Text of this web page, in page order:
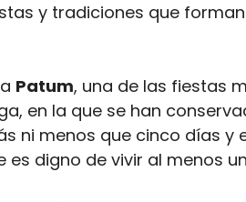
y tradiciones que
Patum, una de las fiestas
en la que se han
ni menos que cinco días y
digno de vivir al menos